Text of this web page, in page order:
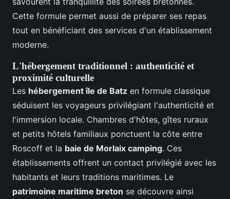
Cette formule permet aussi de préparer ses repas
tout en bénéficiant des services d'un établissement
moderne.
L'hébergement traditionnel : authenticité et
proximité culturelle
Les hébergement île de Batz en formule classique
séduisent les voyageurs privilégiant l'authenticité et
l'immersion locale. Chambres d'hôtes, gîtes ruraux
et petits hôtels familiaux ponctuent la côte entre
Roscoff et la baie de Morlaix camping. Ces
établissements offrent un contact privilégié avec les
habitants et leurs traditions maritimes. Le
patrimoine maritime breton se découvre ainsi